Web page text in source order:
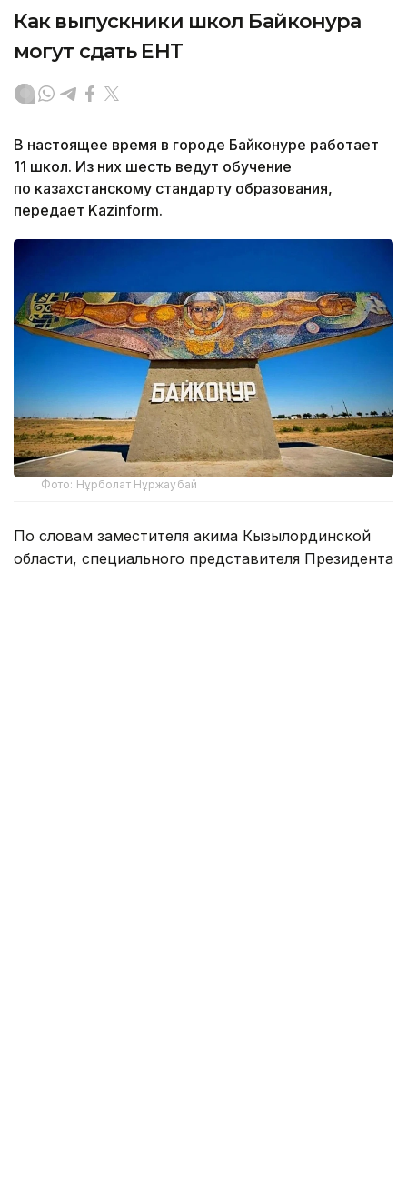
Как выпускники школ Байконура
могут сдать ЕНТ
В настоящее время в городе Байконуре работает
11 школ. Из них шесть ведут обучение
по казахстанскому стандарту образования,
передает Kazinform.
Фото: Нұрболат Нұржаубай
По словам заместителя акима Кызылординской
области, специального представителя Президента